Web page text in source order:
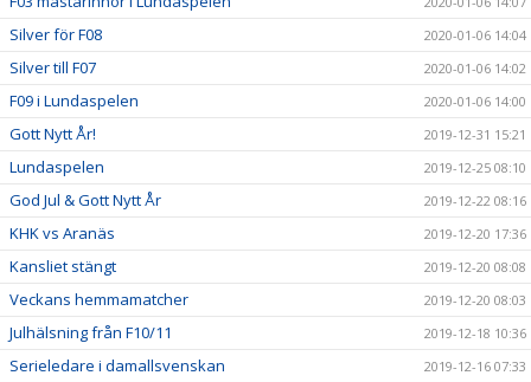
Silver för F08 2020-01-06 14:04
Silver till F07 2020-01-06 14:02
F09 i Lundaspelen 2020-01-06 14:00
Gott Nytt År! 2019-12-31 15:21
Lundaspelen 2019-12-25 08:10
God Jul & Gott Nytt År 2019-12-22 08:16
KHK vs Aranäs 2019-12-20 17:36
Kansliet stängt 2019-12-20 08:08
Veckans hemmamatcher 2019-12-20 08:03
Julhälsning från F10/11 2019-12-18 10:36
Serieledare i damallsvenskan 2019-12-16 07:33